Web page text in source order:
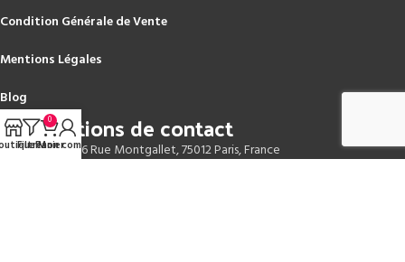
Condition Générale de Vente
Mentions Légales
Blog
Informations de contact
Adresse :6 Rue Montgallet, 75012 Paris, France
Filtres
0
Panier
Mon compte